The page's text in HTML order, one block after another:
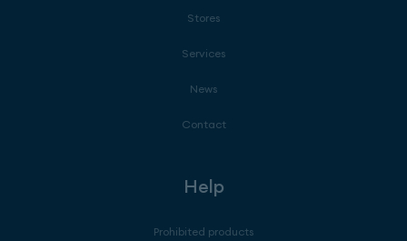
Stores
Services
News
Contact
Help
Prohibited products